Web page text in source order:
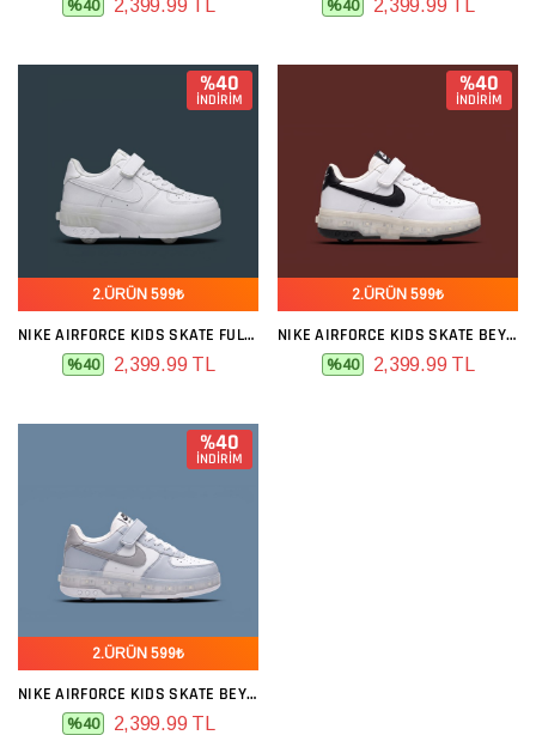
%40 2,399.99 TL %40 2,399.99 TL
%40
İNDİRİM
2.ÜRÜN 599₺
NIKE AIRFORCE KIDS SKATE FULL BEYAZ
%40 2,399.99 TL
%40
İNDİRİM
2.ÜRÜN 599₺
NIKE AIRFORCE KIDS SKATE BEYAZ SIYAH
%40 2,399.99 TL
%40
İNDİRİM
2.ÜRÜN 599₺
NIKE AIRFORCE KIDS SKATE BEYAZ MAVI
%40 2,399.99 TL